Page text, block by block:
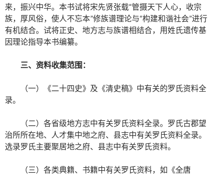
来，振兴中华。本书试将宋先贤张载“管摄天下人心，收宗
族，厚风俗，使人不忘本”修族谱理论与“构建和谐社会”进行
有机结合。试将正史、地方志与族谱相结合，用姓氏遗传基
因理论指导本书编纂。
三、资料收集范围：
（一）《二十四史》及《清史稿》中有关的罗氏资料全
录。
（二）各省级地方志中有关罗氏资料全录。罗氏古郡望
治所所在地、人才集中地之府、县志中有关罗氏资料全录。
选录罗氏主要聚居地之府、县志中有关罗氏资料。
（三）各类典籍、书籍中有关罗氏资料，如《全唐